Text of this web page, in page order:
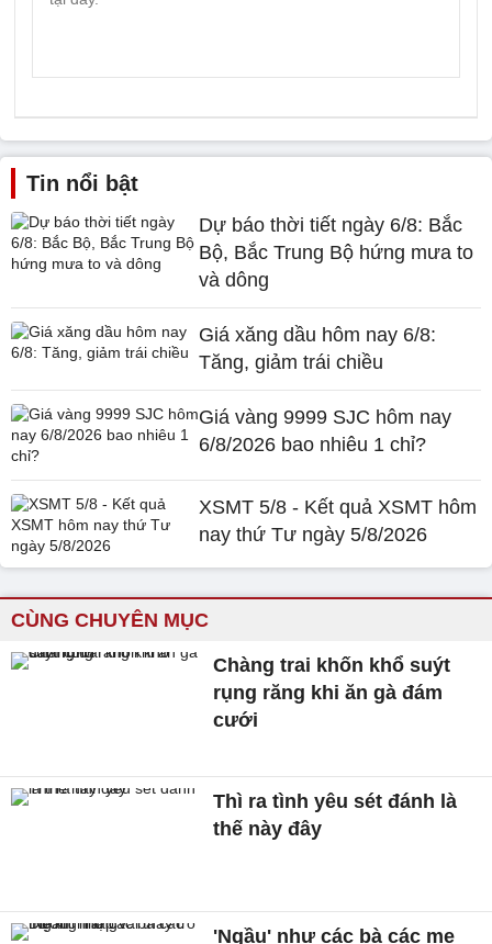
Tin nổi bật
Dự báo thời tiết ngày 6/8: Bắc
Bộ, Bắc Trung Bộ hứng mưa to
và dông
Giá xăng dầu hôm nay 6/8:
Tăng, giảm trái chiều
Giá vàng 9999 SJC hôm nay
6/8/2026 bao nhiêu 1 chỉ?
XSMT 5/8 - Kết quả XSMT hôm
nay thứ Tư ngày 5/8/2026
CÙNG CHUYÊN MỤC
Chàng trai khốn khổ suýt
rụng răng khi ăn gà đám
cưới
Thì ra tình yêu sét đánh là
thế này đây
'Ngầu' như các bà các mẹ